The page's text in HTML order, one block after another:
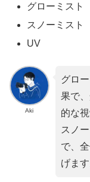
グローミスト
スノーミスト
UV
Aki
グロ
果で
的な
スノ
で、
げます